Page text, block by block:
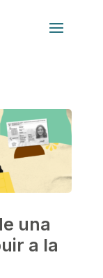
una
a la